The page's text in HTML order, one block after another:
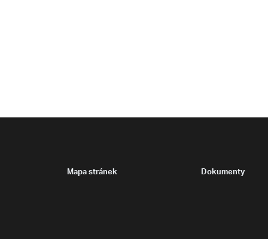
Mapa stránek Dokumenty